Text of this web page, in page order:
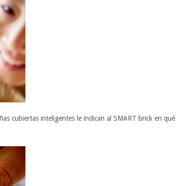
cubiertas inteligentes le indican al SMART brick en qué